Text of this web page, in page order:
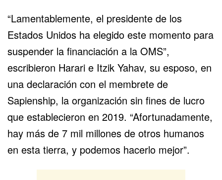
“Lamentablemente, el presidente de los
Estados Unidos ha elegido este momento para
suspender la financiación a la OMS”,
escribieron Harari e Itzik Yahav, su esposo, en
una declaración con el membrete de
Sapienship, la organización sin fines de lucro
que establecieron en 2019. “Afortunadamente,
hay más de 7 mil millones de otros humanos
en esta tierra, y podemos hacerlo mejor”.